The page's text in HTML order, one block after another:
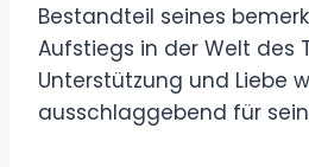
Bestandteil seines
Aufstiegs in der Welt des
Unterstützung und Liebe
ausschlaggebend für